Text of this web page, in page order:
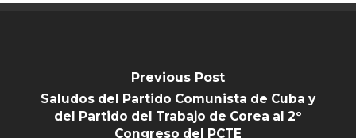
Previous Post
Saludos del Partido Comunista de Cuba y
del Partido del Trabajo de Corea al 2º
Congreso del PCTE